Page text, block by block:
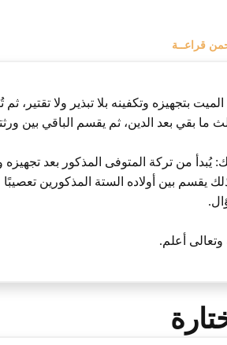
قراعــة
بتجهيزه وتكفينه بلا تبذير ولا
ما بقي بعد الدين، ثم يقسم الباقي بين
يُبدأ من تركة المتوفى المذكور بعد تجهيزه
يقسم بين أولاده الستة المذكورين
وتعالى أعلم.